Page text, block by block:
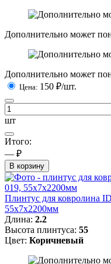
Дополнительно может
Дополнительно может
Цена: 150 ₽/шт.
шт
Итого:
— ₽
В корзину
Плинтус для ковролина
55x7x2200мм
Длина: 2.2
Высота плинтуса: 55
Цвет: Коричневый